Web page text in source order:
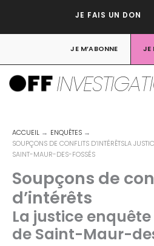
JE FAIS UN DON
JE M’ABONNE JE
ACCUEIL
ENQUÊTES
SOUPÇONS DE CONFLITS D’INTÉRÊTSLA
SAINT-MAUR-DES-FOSSÉS
Soupçons de
d’intérêts
La justice
de Saint-Maur-